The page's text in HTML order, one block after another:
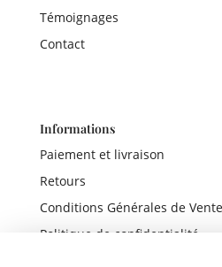
Témoignages
Contact
Informations
Paiement et livraison
Retours
Conditions Générales de
Politique de confidentialité